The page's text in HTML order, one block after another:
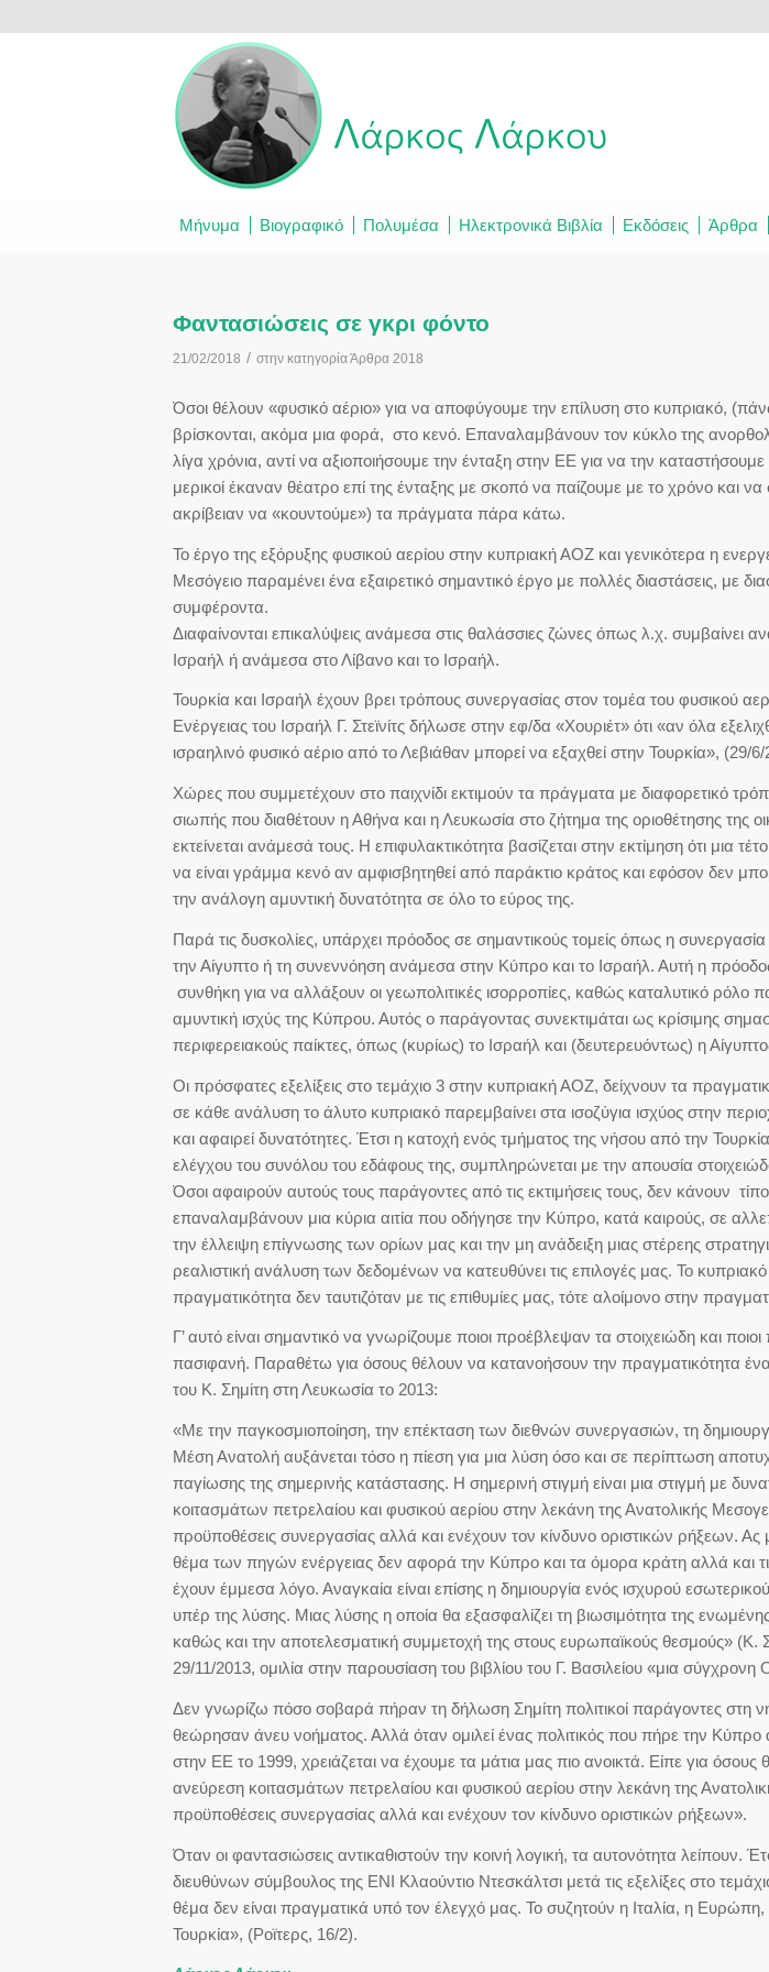
Μήνυμα Βιογραφικό Πολυμέσα Ηλεκτρονικά Βιβλία Εκδόσεις Άρθρα
Φαντασιώσεις σε γκρι φόντο
21/02/2018 / στην κατηγορίαΆρθρα 2018
Όσοι θέλουν «φυσικό αέριο» για να αποφύγουμε την επίλυση στο κυπριακό,
βρίσκονται, ακόμα μια φορά, στο κενό. Επαναλαμβάνουν τον κύκλο της
λίγα χρόνια, αντί να αξιοποιήσουμε την ένταξη στην ΕΕ για να την
μερικοί έκαναν θέατρο επί της ένταξης με σκοπό να παίζουμε με το χρόνο και
ακρίβειαν να «κουντούμε») τα πράγματα πάρα κάτω.
Το έργο της εξόρυξης φυσικού αερίου στην κυπριακή ΑΟΖ και γενικότερα η
Μεσόγειο παραμένει ένα εξαιρετικό σημαντικό έργο με πολλές διαστάσεις, με
συμφέροντα.
Διαφαίνονται επικαλύψεις ανάμεσα στις θαλάσσιες ζώνες όπως λ.χ. συμβαίνει
Ισραήλ ή ανάμεσα στο Λίβανο και το Ισραήλ.
Τουρκία και Ισραήλ έχουν βρει τρόπους συνεργασίας στον τομέα του φυσικού
Ενέργειας του Ισραήλ Γ. Στεϊνίτς δήλωσε στην εφ/δα «Χουριέτ» ότι «αν όλα
ισραηλινό φυσικό αέριο από το Λεβιάθαν μπορεί να εξαχθεί στην Τουρκία», (29/
Χώρες που συμμετέχουν στο παιχνίδι εκτιμούν τα πράγματα με διαφορετικό
σιωπής που διαθέτουν η Αθήνα και η Λευκωσία στο ζήτημα της οριοθέτησης της
εκτείνεται ανάμεσά τους. Η επιφυλακτικότητα βασίζεται στην εκτίμηση ότι μια
να είναι γράμμα κενό αν αμφισβητηθεί από παράκτιο κράτος και εφόσον δεν
την ανάλογη αμυντική δυνατότητα σε όλο το εύρος της.
Παρά τις δυσκολίες, υπάρχει πρόοδος σε σημαντικούς τομείς όπως η
την Αίγυπτο ή τη συνεννόηση ανάμεσα στην Κύπρο και το Ισραήλ. Αυτή η
συνθήκη για να αλλάξουν οι γεωπολιτικές ισορροπίες, καθώς καταλυτικό ρόλο
αμυντική ισχύς της Κύπρου. Αυτός ο παράγοντας συνεκτιμάται ως κρίσιμης
περιφερειακούς παίκτες, όπως (κυρίως) το Ισραήλ και (δευτερευόντως) η
Οι πρόσφατες εξελίξεις στο τεμάχιο 3 στην κυπριακή ΑΟΖ, δείχνουν τα
σε κάθε ανάλυση το άλυτο κυπριακό παρεμβαίνει στα ισοζύγια ισχύος στην
και αφαιρεί δυνατότητες. Έτσι η κατοχή ενός τμήματος της νήσου από την
ελέγχου του συνόλου του εδάφους της, συμπληρώνεται με την απουσία
Όσοι αφαιρούν αυτούς τους παράγοντες από τις εκτιμήσεις τους, δεν κάνουν
επαναλαμβάνουν μια κύρια αιτία που οδήγησε την Κύπρο, κατά καιρούς, σε
την έλλειψη επίγνωσης των ορίων μας και την μη ανάδειξη μιας στέρεης
ρεαλιστική ανάλυση των δεδομένων να κατευθύνει τις επιλογές μας. Το
πραγματικότητα δεν ταυτιζόταν με τις επιθυμίες μας, τότε αλοίμονο στην
Γ’ αυτό είναι σημαντικό να γνωρίζουμε ποιοι προέβλεψαν τα στοιχειώδη και
πασιφανή. Παραθέτω για όσους θέλουν να κατανοήσουν την πραγματικότητα
του Κ. Σημίτη στη Λευκωσία το 2013:
«Με την παγκοσμιοποίηση, την επέκταση των διεθνών συνεργασιών, τη
Μέση Ανατολή αυξάνεται τόσο η πίεση για μια λύση όσο και σε περίπτωση
παγίωσης της σημερινής κατάστασης. Η σημερινή στιγμή είναι μια στιγμή με
κοιτασμάτων πετρελαίου και φυσικού αερίου στην λεκάνη της Ανατολικής
προϋποθέσεις συνεργασίας αλλά και ενέχουν τον κίνδυνο οριστικών ρήξεων.
θέμα των πηγών ενέργειας δεν αφορά την Κύπρο και τα όμορα κράτη αλλά και
έχουν έμμεσα λόγο. Αναγκαία είναι επίσης η δημιουργία ενός ισχυρού
υπέρ της λύσης. Μιας λύσης η οποία θα εξασφαλίζει τη βιωσιμότητα της
καθώς και την αποτελεσματική συμμετοχή της στους ευρωπαϊκούς θεσμούς» (Κ.
29/11/2013, ομιλία στην παρουσίαση του βιβλίου του Γ. Βασιλείου «μια σύγχρονη
Δεν γνωρίζω πόσο σοβαρά πήραν τη δήλωση Σημίτη πολιτικοί παράγοντες στη
θεώρησαν άνευ νοήματος. Αλλά όταν ομιλεί ένας πολιτικός που πήρε την Κύπρο
στην ΕΕ το 1999, χρειάζεται να έχουμε τα μάτια μας πιο ανοικτά. Είπε για
ανεύρεση κοιτασμάτων πετρελαίου και φυσικού αερίου στην λεκάνη της
προϋποθέσεις συνεργασίας αλλά και ενέχουν τον κίνδυνο οριστικών ρήξεων».
Όταν οι φαντασιώσεις αντικαθιστούν την κοινή λογική, τα αυτονότητα λείπουν.
διευθύνων σύμβουλος της ENI Κλαούντιο Ντεσκάλτσι μετά τις εξελίξες στο
θέμα δεν είναι πραγματικά υπό τον έλεγχό μας. Το συζητούν η Ιταλία, η
Τουρκία», (Ροϊτερς, 16/2).